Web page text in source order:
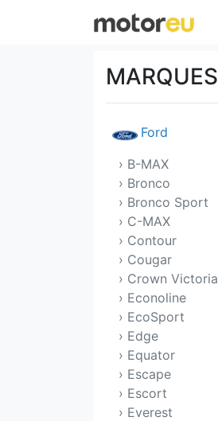
MARQUES
Ferrari
Ford
› B-MAX
› Bronco
› Bronco Sport
› C-MAX
› Contour
› Cougar
› Crown Victoria
› Econoline
› EcoSport
› Edge
› Equator
› Escape
› Escort
› Everest